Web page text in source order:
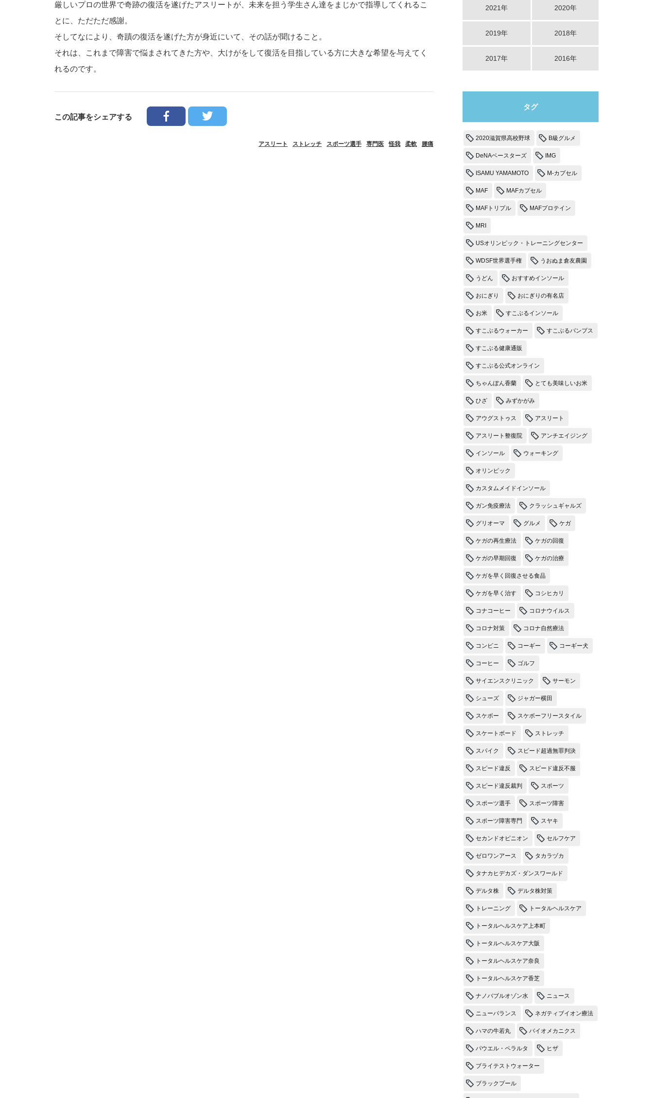
厳しいプロの世界で奇跡の復活を遂げたアスリートが、未来を担う学生さん達をまじかで指導してくれるこ
とに、ただただ感謝。
そしてなにより、奇蹟の復活を遂げた方が身近にいて、その話が聞けること。
それは、これまで障害で悩まされてきた方や、大けがをして復活を目指している方に大きな希望を与えてく
れるのです。
この記事をシェアする
アスリート ストレッチ スポーツ選手 専門医 怪我 柔軟 腰痛
2021年 2020年
2019年 2018年
2017年 2016年
タグ
2020滋賀県高校野球 B級グルメ
DeNAベースターズ IMG
ISAMU YAMAMOTO M-カプセル
MAF MAFカプセル
MAFトリプル MAFプロテイン
MRI
USオリンピック・トレーニングセンター
WDSF世界選手権 うおぬま倉友農園
うどん おすすめインソール
おにぎり おにぎりの有名店
お米 すこぶるインソール
すこぶるウォーカー すこぶるパンプス
すこぶる健康通販
すこぶる公式オンライン
ちゃんぽん香蘭 とても美味しいお米
ひざ みずかがみ
アウグストゥス アスリート
アスリート整復院 アンチエイジング
インソール ウォーキング
オリンピック
カスタムメイドインソール
ガン免疫療法 クラッシュギャルズ
グリオーマ グルメ ケガ
ケガの再生療法 ケガの回復
ケガの早期回復 ケガの治療
ケガを早く回復させる食品
ケガを早く治す コシヒカリ
コナコーヒー コロナウイルス
コロナ対策 コロナ自然療法
コンビニ コーギー コーギー犬
コーヒー ゴルフ
サイエンスクリニック サーモン
シューズ ジャガー横田
スケボー スケボーフリースタイル
スケートボード ストレッチ
スパイク スピード超過無罪判決
スピード違反 スピード違反不服
スピード違反裁判 スポーツ
スポーツ選手 スポーツ障害
スポーツ障害専門 スヤキ
セカンドオピニオン セルフケア
ゼロワンアース タカラヅカ
タナカヒデカズ・ダンスワールド
デルタ株 デルタ株対策
トレーニング トータルヘルスケア
トータルヘルスケア上本町
トータルヘルスケア大阪
トータルヘルスケア奈良
トータルヘルスケア香芝
ナノバブルオゾン水 ニュース
ニューバランス ネガティブイオン療法
ハマの牛若丸 バイオメカニクス
パウエル・ペラルタ ヒザ
ブライテストウォーター
ブラックプール